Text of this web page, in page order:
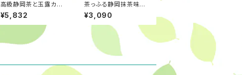
高級静岡茶と玉露カス
テラのギフトセット
¥5,832
茶っふる静岡抹茶味比
べセット
¥3,090